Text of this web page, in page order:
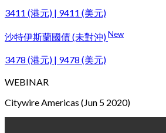
3411 (港元) | 9411 (美元)
沙特伊斯蘭國債 (未對沖)New
3478 (港元) | 9478 (美元)
WEBINAR
Citywire Americas (Jun 5 2020)